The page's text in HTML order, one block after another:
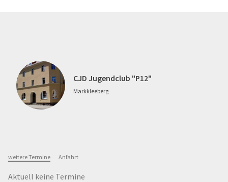
CJD Jugendclub "P12"
Markkleeberg
weitere Termine Anfahrt
Aktuell keine Termine